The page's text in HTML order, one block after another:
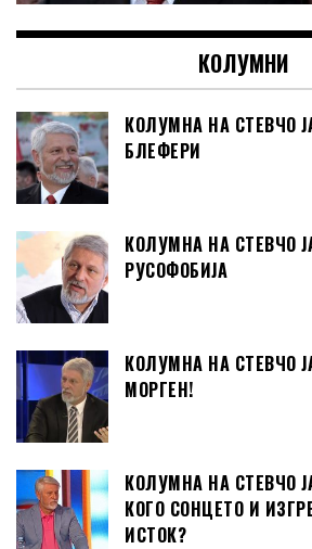
КОЛУМНИ
КОЛУМНА НА СТЕВЧО
БЛЕФЕРИ
КОЛУМНА НА СТЕВЧО
РУСОФОБИЈА
КОЛУМНА НА СТЕВЧО
МОРГЕН!
КОЛУМНА НА СТЕВЧО
КОГО СОНЦЕТО И
ИСТОК?